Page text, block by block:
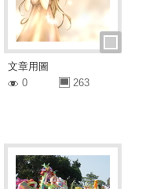
文章用圖
0
263